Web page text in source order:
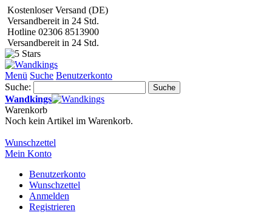
Kostenloser Versand (DE)
Versandbereit in 24 Std.
Hotline 02306 8513900
Versandbereit in 24 Std.
Menü Suche Benutzerkonto
Suche:
Suche
Wandkings
Warenkorb
Noch kein Artikel im Warenkorb.
Wunschzettel
Mein Konto
Benutzerkonto
Wunschzettel
Anmelden
Registrieren